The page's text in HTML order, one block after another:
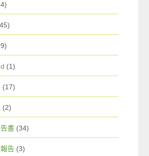
(1)
(17)
(2)
書 (34)
告 (3)